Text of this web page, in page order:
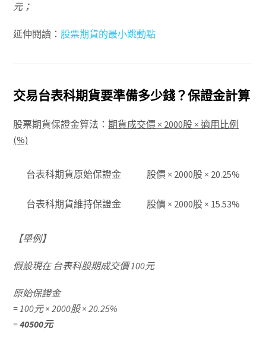
元；
延伸閱讀： 股票期貨的最小跳動點
交易台表科期貨要準備多少錢？保證金計算
股票期貨保證金算法：期貨成交價 × 2000股 × 適用比例
(%)
台表科期貨原始保證金 股價 × 2000股 × 20.25%
台表科期貨維持保證金 股價 × 2000股 × 15.53%
【舉例】
假設現在 台表科股期成交價 100元
原始保證金
= 100元 × 2000股 × 20.25%
=40500元